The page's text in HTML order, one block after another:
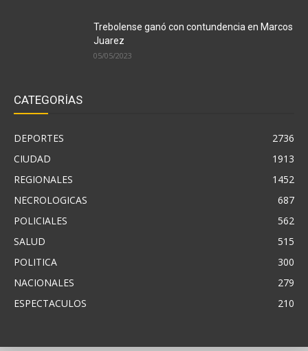
Trebolense ganó con contundencia en Marcos
Juarez
05/05/2023
CATEGORÍAS
DEPORTES
2736
CIUDAD
1913
REGIONALES
1452
NECROLOGICAS
687
POLICIALES
562
SALUD
515
POLITICA
300
NACIONALES
279
ESPECTACULOS
210